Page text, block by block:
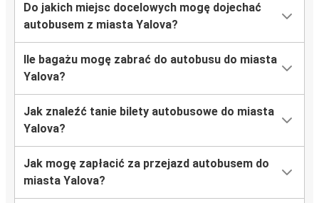
Do jakich miejsc docelowych mogę dojechać
autobusem z miasta Yalova?
Ile bagażu mogę zabrać do autobusu do miasta
Yalova?
Jak znaleźć tanie bilety autobusowe do miasta
Yalova?
Jak mogę zapłacić za przejazd autobusem do
miasta Yalova?